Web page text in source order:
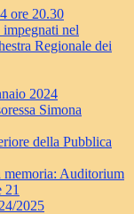
ore 20.30
nel
Regionale dei
2024
Simona
della Pubblica
memoria: Auditorium
21
2025